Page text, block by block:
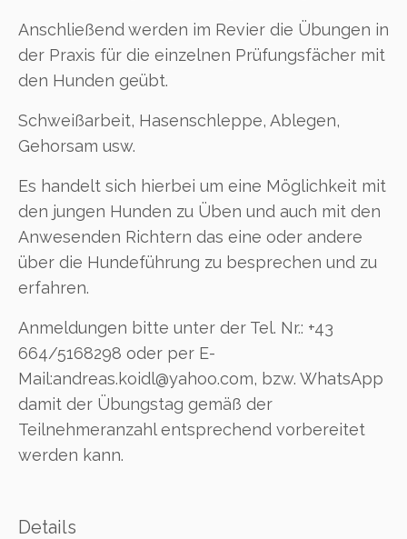
Anschließend werden im Revier die Übungen in
der Praxis für die einzelnen Prüfungsfächer mit
den Hunden geübt.
Schweißarbeit, Hasenschleppe, Ablegen,
Gehorsam usw.
Es handelt sich hierbei um eine Möglichkeit mit
den jungen Hunden zu Üben und auch mit den
Anwesenden Richtern das eine oder andere
über die Hundeführung zu besprechen und zu
erfahren.
Anmeldungen bitte unter der Tel. Nr.: +43
664/5168298 oder per E-
Mail:andreas.koidl@yahoo.com, bzw. WhatsApp
damit der Übungstag gemäß der
Teilnehmeranzahl entsprechend vorbereitet
werden kann.
Details